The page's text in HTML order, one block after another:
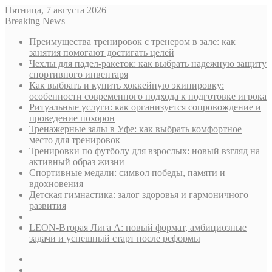
Пятница, 7 августа 2026
Breaking News
Преимущества тренировок с тренером в зале: как
занятия помогают достигать целей
Чехлы для падел-ракеток: как выбрать надежную защиту
спортивного инвентаря
Как выбрать и купить хоккейную экипировку:
особенности современного подхода к подготовке игрока
Ритуальные услуги: как организуется сопровождение и
проведение похорон
Тренажерные залы в Уфе: как выбрать комфортное
место для тренировок
Тренировки по футболу для взрослых: новый взгляд на
активный образ жизни
Спортивные медали: символ победы, памяти и
вдохновения
Детская гимнастика: залог здоровья и гармоничного
развития
LEON-Вторая Лига А: новый формат, амбициозные
задачи и успешный старт после реформы